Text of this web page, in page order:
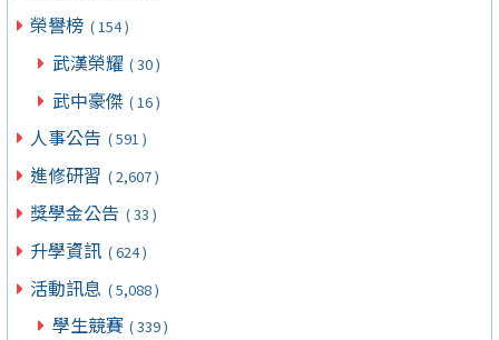
榮譽榜 ( 154 )
武漢榮耀 ( 30 )
武中豪傑 ( 16 )
人事公告 ( 591 )
進修研習 ( 2,607 )
獎學金公告 ( 33 )
升學資訊 ( 624 )
活動訊息 ( 5,088 )
學生競賽 ( 339 )